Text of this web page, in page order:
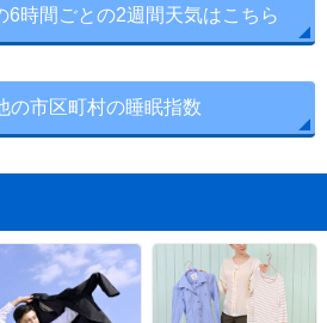
6時間ごとの2週間天気はこちら
の市区町村の睡眠指数